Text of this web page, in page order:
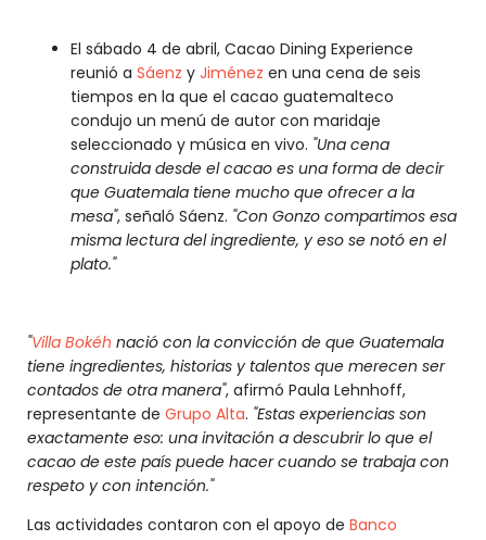
El sábado 4 de abril, Cacao Dining Experience
reunió a Sáenz y Jiménez en una cena de seis
tiempos en la que el cacao guatemalteco
condujo un menú de autor con maridaje
seleccionado y música en vivo. "Una cena
construida desde el cacao es una forma de decir
que Guatemala tiene mucho que ofrecer a la
mesa", señaló Sáenz. "Con Gonzo compartimos esa
misma lectura del ingrediente, y eso se notó en el
plato."
"Villa Bokéh nació con la convicción de que Guatemala
tiene ingredientes, historias y talentos que merecen ser
contados de otra manera", afirmó Paula Lehnhoff,
representante de Grupo Alta. "Estas experiencias son
exactamente eso: una invitación a descubrir lo que el
cacao de este país puede hacer cuando se trabaja con
respeto y con intención."
Las actividades contaron con el apoyo de Banco